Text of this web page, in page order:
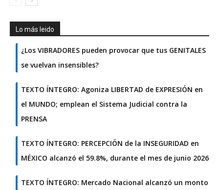
Lo más leido
¿Los VIBRADORES pueden provocar que tus GENITALES
se vuelvan insensibles?
TEXTO ÍNTEGRO: Agoniza LIBERTAD de EXPRESIÓN en
el MUNDO; emplean el Sistema Judicial contra la
PRENSA
TEXTO ÍNTEGRO: PERCEPCIÓN de la INSEGURIDAD en
MÉXICO alcanzó el 59.8%, durante el mes de junio 2026
TEXTO ÍNTEGRO: Mercado Nacional alcanzó un monto